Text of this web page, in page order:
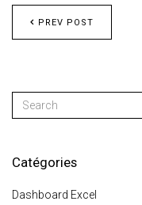
PREV POST
Catégories
Dashboard Excel